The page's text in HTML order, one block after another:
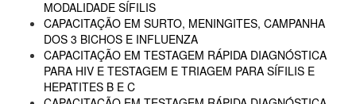
MODALIDADE SÍFILIS
CAPACITAÇÃO EM SURTO, MENINGITES, CAMPANHA
DOS 3 BICHOS E INFLUENZA
CAPACITAÇÃO EM TESTAGEM RÁPIDA DIAGNÓSTICA
PARA HIV E TESTAGEM E TRIAGEM PARA SÍFILIS E
HEPATITES B E C